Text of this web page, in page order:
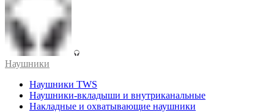
Наушники
Наушники TWS
Наушники-вкладыши и внутриканальные
Накладные и охватывающие наушники